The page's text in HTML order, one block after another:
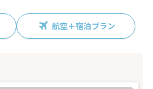
航空＋宿泊プラン